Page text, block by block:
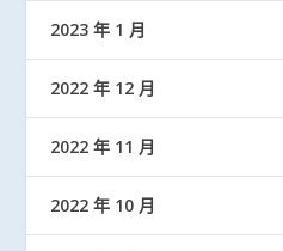
2023 年 1 月
2022 年 12 月
2022 年 11 月
2022 年 10 月